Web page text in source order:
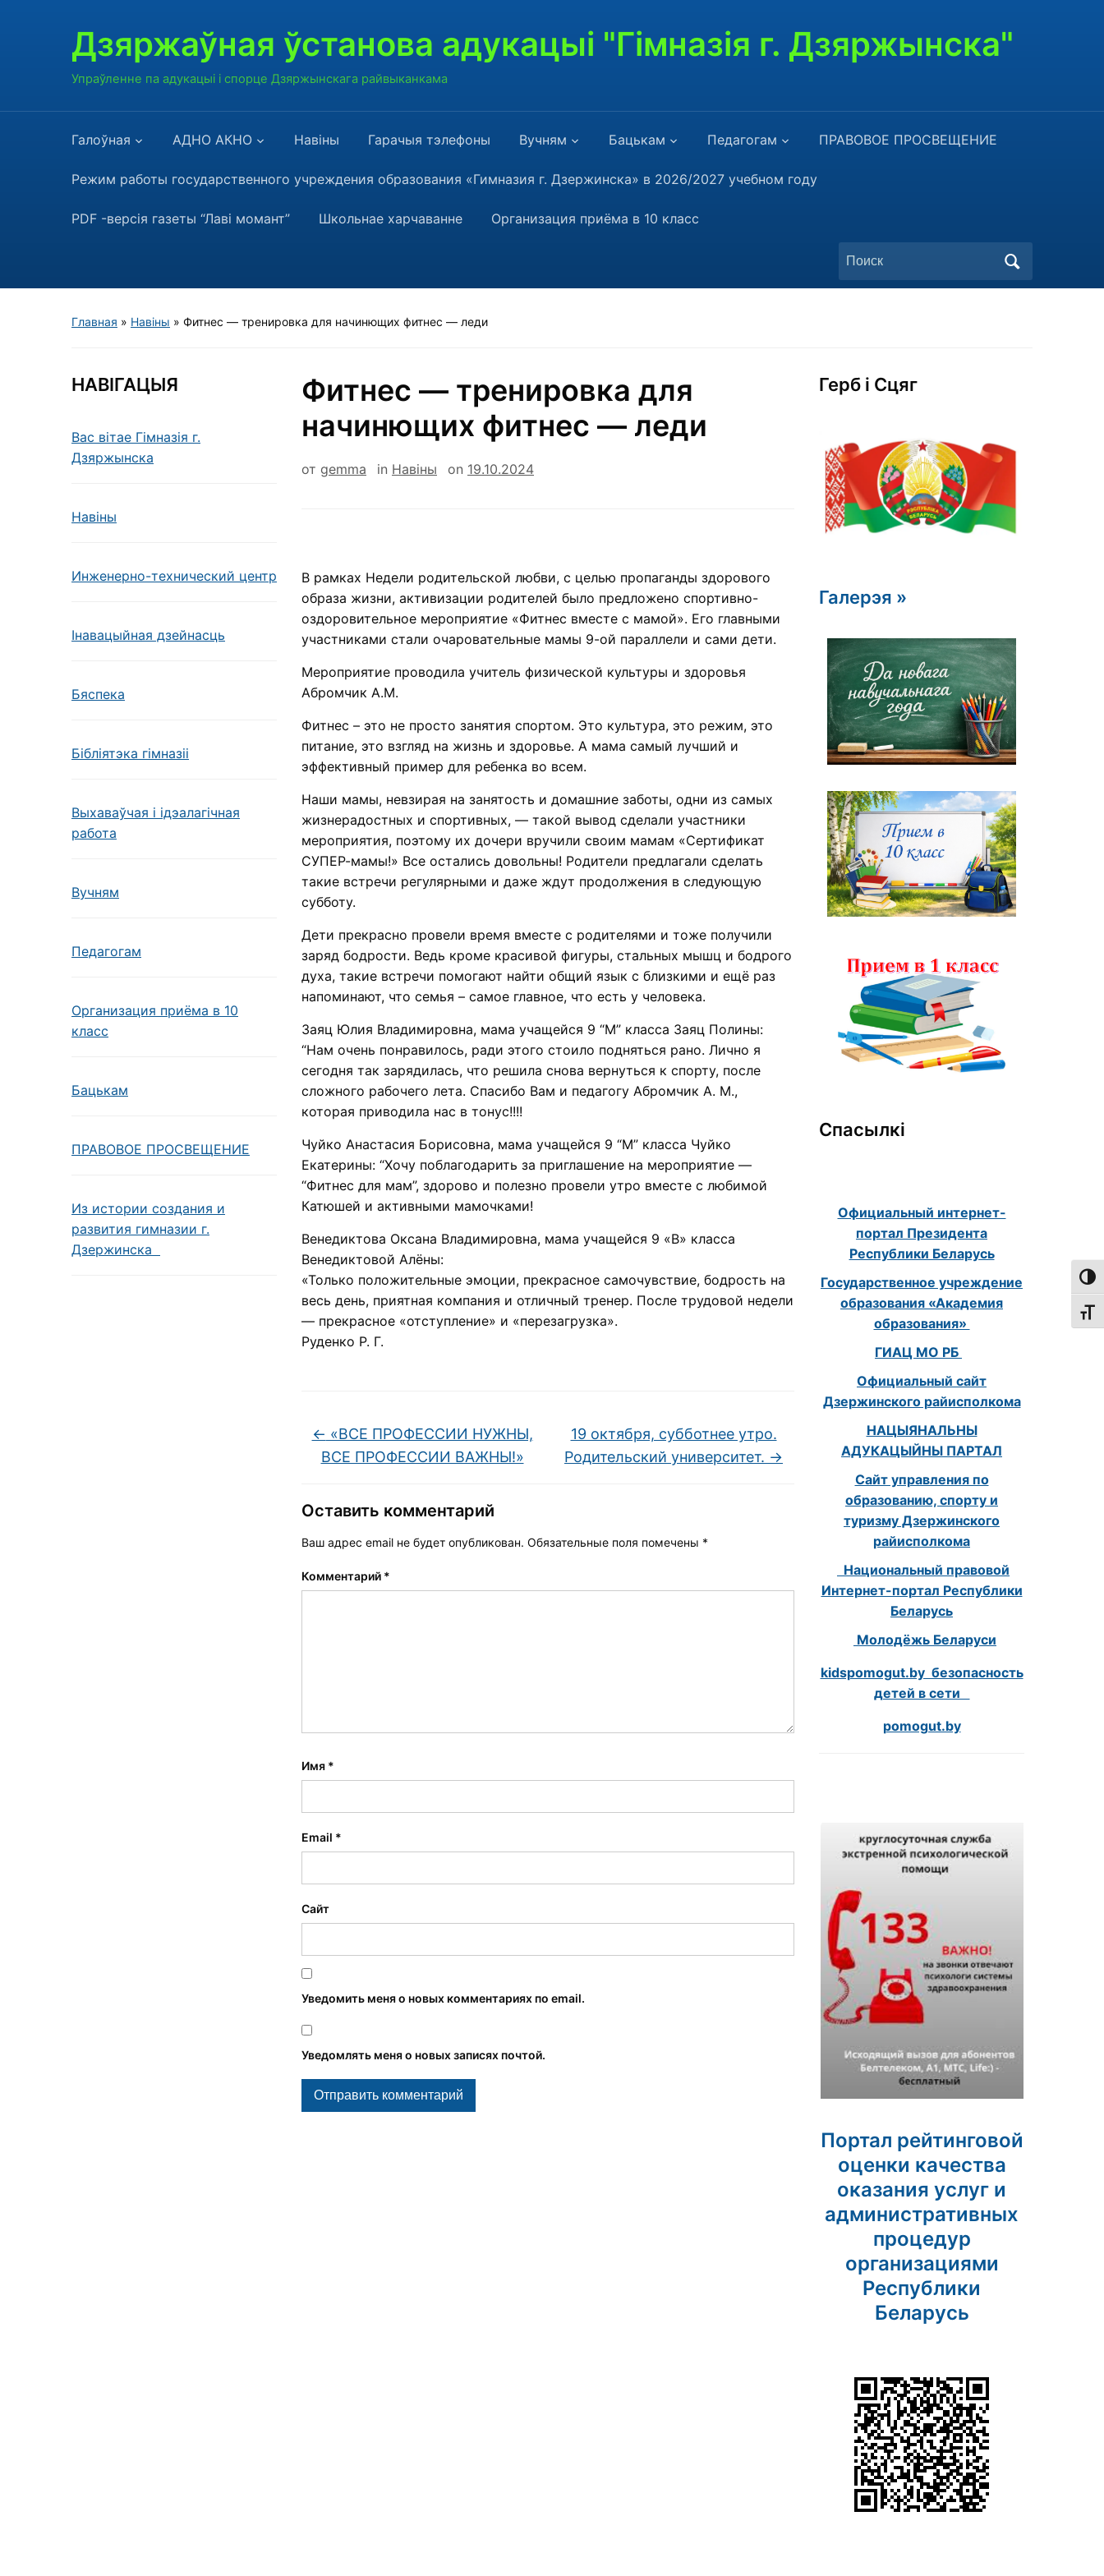
Дзяржаўная ўстанова адукацыі "Гімназія г. Дзяржынска"
Упраўленне па адукацыі і спорце Дзяржынскага райвыканкама
Галоўная АДНО АКНО Навiны Гарачыя тэлефоны Вучням Бацькам Педагогам ПРАВОВОЕ ПРОСВЕЩЕНИЕ
Режим работы государственного учреждения образования «Гимназия г. Дзержинска» в 2026/2027 учебном году
PDF -версія газеты “Лаві момант” Школьнае харчаванне Организация приёма в 10 класс
Поиск
по:
Главная » Навiны » Фитнес — тренировка для начинющих фитнес — леди
НАВІГАЦЫЯ
Вас вітае Гімназія г.
Дзяржынска
Навiны
Инженерно-технический центр
Інавацыйная дзейнасць
Бяспека
Бібліятэка гімназіі
Выхаваўчая і ідэалагічная
работа
Вучням
Педагогам
Организация приёма в 10
класс
Бацькам
ПРАВОВОЕ ПРОСВЕЩЕНИЕ
Из истории создания и
развития гимназии г.
Дзержинска
Фитнес — тренировка для
начинющих фитнес — леди
от gemma in Навiны on 19.10.2024
В рамках Недели родительской любви, с целью пропаганды здорового
образа жизни, активизации родителей было предложено спортивно-
оздоровительное мероприятие «Фитнес вместе с мамой». Его главными
участниками стали очаровательные мамы 9-ой параллели и сами дети.
Мероприятие проводила учитель физической культуры и здоровья
Абромчик А.М.
Фитнес – это не просто занятия спортом. Это культура, это режим, это
питание, это взгляд на жизнь и здоровье. А мама самый лучший и
эффективный пример для ребенка во всем.
Наши мамы, невзирая на занятость и домашние заботы, одни из самых
жизнерадостных и спортивных, — такой вывод сделали участники
мероприятия, поэтому их дочери вручили своим мамам «Сертификат
СУПЕР-мамы!» Все остались довольны! Родители предлагали сделать
такие встречи регулярными и даже ждут продолжения в следующую
субботу.
Дети прекрасно провели время вместе с родителями и тоже получили
заряд бодрости. Ведь кроме красивой фигуры, стальных мышц и бодрого
духа, такие встречи помогают найти общий язык с близкими и ещё раз
напоминают, что семья – самое главное, что есть у человека.
Заяц Юлия Владимировна, мама учащейся 9 “М” класса Заяц Полины:
“Нам очень понравилось, ради этого стоило подняться рано. Лично я
сегодня так зарядилась, что решила снова вернуться к спорту, после
сложного рабочего лета. Спасибо Вам и педагогу Абромчик А. М.,
которая приводила нас в тонус!!!!
Чуйко Анастасия Борисовна, мама учащейся 9 “М” класса Чуйко
Екатерины: “Хочу поблагодарить за приглашение на мероприятие —
“Фитнес для мам”, здорово и полезно провели утро вместе с любимой
Катюшей и активными мамочками!
Венедиктова Оксана Владимировна, мама учащейся 9 «В» класса
Венедиктовой Алёны:
«Только положительные эмоции, прекрасное самочувствие, бодрость на
весь день, приятная компания и отличный тренер. После трудовой недели
— прекрасное «отступление» и «перезагрузка».
Руденко Р. Г.
← «ВСЕ ПРОФЕССИИ НУЖНЫ,
ВСЕ ПРОФЕССИИ ВАЖНЫ!»
19 октября, субботнее утро.
Родительский университет. →
Оставить комментарий
Ваш адрес email не будет опубликован. Обязательные поля помечены *
Комментарий *
Имя *
Email *
Сайт
Уведомить меня о новых комментариях по email.
Уведомлять меня о новых записях почтой.
Герб i Сцяг
Галерэя »
Спасылкі
Официальный интернет-
портал Президента
Республики Беларусь
Государственное учреждение
образования «Академия
образования»
ГИАЦ МО РБ
Официальный сайт
Дзержинского райисполкома
НАЦЫЯНАЛЬНЫ
АДУКАЦЫЙНЫ ПАРТАЛ
Сайт управления по
образованию, спорту и
туризму Дзержинского
райисполкома
Национальный правовой
Интернет-портал Республики
Беларусь
Молодёжь Беларуси
kidspomogut.by безопасность
детей в сети
pomogut.by
Портал рейтинговой
оценки качества
оказания услуг и
административных
процедур
организациями
Республики
Беларусь